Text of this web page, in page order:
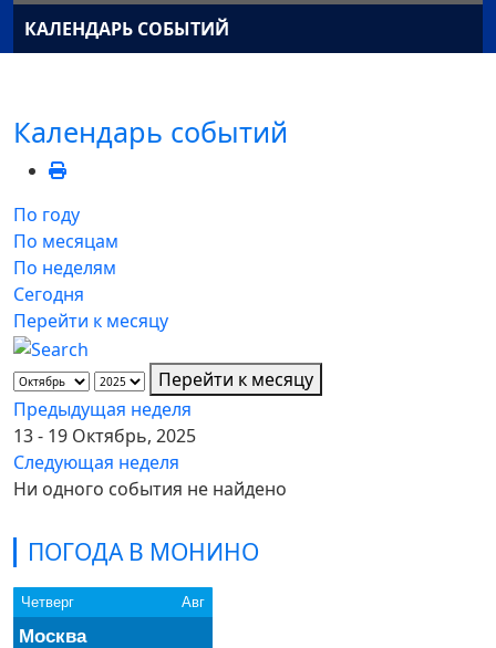
КАЛЕНДАРЬ СОБЫТИЙ
ПОГОДА В МОНИНО
Четверг Авг
Москва
Календарь событий
По году
По месяцам
По неделям
Сегодня
Перейти к месяцу
Перейти к месяцу
Предыдущая неделя
13 - 19 Октябрь, 2025
Следующая неделя
Ни одного события не найдено